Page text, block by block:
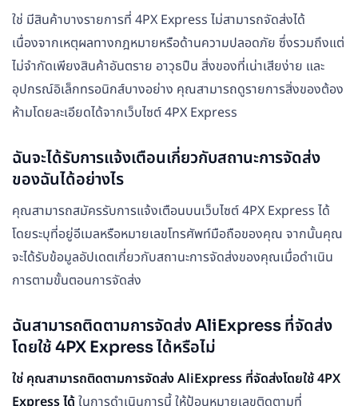
ใช่ มีสินค้าบางรายการที่ 4PX Express ไม่สามารถจัดส่งได้
เนื่องจากเหตุผลทางกฎหมายหรือด้านความปลอดภัย ซึ่งรวมถึงแต่
ไม่จำกัดเพียงสินค้าอันตราย อาวุธปืน สิ่งของที่เน่าเสียง่าย และ
อุปกรณ์อิเล็กทรอนิกส์บางอย่าง คุณสามารถดูรายการสิ่งของต้อง
ห้ามโดยละเอียดได้จากเว็บไซต์ 4PX Express
ฉันจะได้รับการแจ้งเตือนเกี่ยวกับสถานะการจัดส่ง
ของฉันได้อย่างไร
คุณสามารถสมัครรับการแจ้งเตือนบนเว็บไซต์ 4PX Express ได้
โดยระบุที่อยู่อีเมลหรือหมายเลขโทรศัพท์มือถือของคุณ จากนั้นคุณ
จะได้รับข้อมูลอัปเดตเกี่ยวกับสถานะการจัดส่งของคุณเมื่อดำเนิน
การตามขั้นตอนการจัดส่ง
ฉันสามารถติดตามการจัดส่ง AliExpress ที่จัดส่ง
โดยใช้ 4PX Express ได้หรือไม่
ใช่ คุณสามารถติดตามการจัดส่ง AliExpress ที่จัดส่งโดยใช้ 4PX
Express ได้ในการดำเนินการนี้ ให้ป้อนหมายเลขติดตามที่